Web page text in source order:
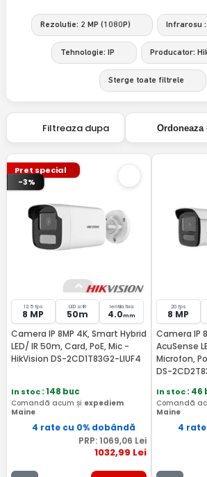
Rezolutie: 2 MP (1080P) Infrarosu
Tehnologie: IP Producator:
Sterge toate filtrele
Filtreaza dupa Ordoneaza
Pret special
-3%
12.5 fps
8 MP
LED si IR
50m
lentila fixa
4.0mm
Camera IP 8MP 4K, Smart Hybrid
LED/ IR 50m, Card, PoE, Mic -
HikVision DS-2CD1T83G2-LIUF4
In stoc: 148 buc
Comandă acum și expediem
Maine
4 rate cu 0% dobândă
PRP: 1069,06 Lei
1032,99 Lei
20 fps
8 MP
Camera IP
AcuSense
Microfon,
DS-
In stoc: 46
Comandă
Maine
4